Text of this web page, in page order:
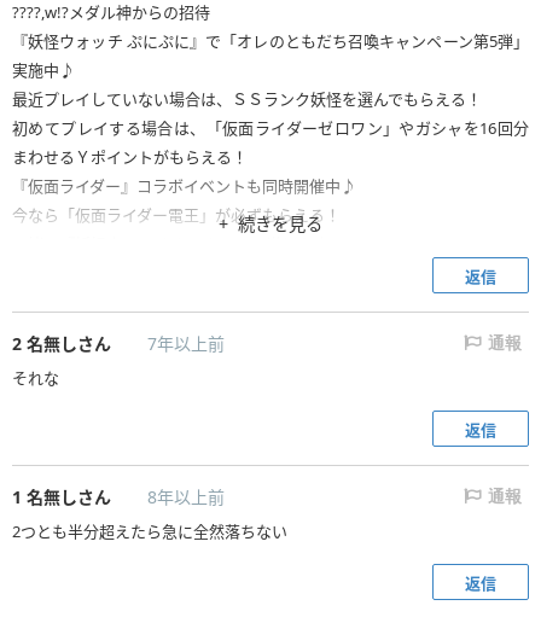
????,w!?メダル神からの招待
『妖怪ウォッチ ぷにぷに』で「オレのともだち召喚キャンペーン第5弾」
実施中♪
最近プレイしていない場合は、ＳＳランク妖怪を選んでもらえる！
初めてプレイする場合は、「仮面ライダーゼロワン」やガシャを16回分
まわせるＹポイントがもらえる！
『仮面ライダー』コラボイベントも同時開催中♪
今なら「仮面ライダー電王」が必ずもらえる！
comeback_code=1mpfh4u4&comeback_name=????,w!?
メダル神
トが届きます。2020年7月16日まで有効です。あいう
続きを見る
返信
2 名無しさん 7年以上前 通報
それな
返信
1 名無しさん 8年以上前 通報
2つとも半分超えたら急に全然落ちない
返信